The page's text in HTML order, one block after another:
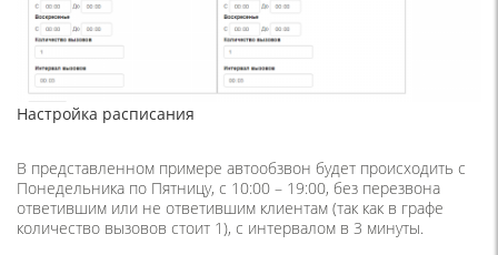
Настройка расписания
В представленном примере автообзвон будет происходить с
Понедельника по Пятницу, с 10:00 – 19:00, без перезвона
ответившим или не ответившим клиентам (так как в графе
количество вызовов стоит 1), с интервалом в 3 минуты.